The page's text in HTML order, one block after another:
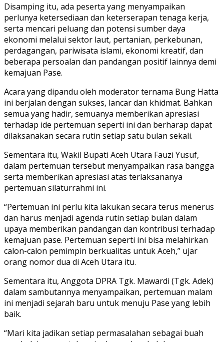
Disamping itu, ada peserta yang menyampaikan
perlunya ketersediaan dan keterserapan tenaga kerja,
serta mencari peluang dan potensi sumber daya
ekonomi melalui sektor laut, pertanian, perkebunan,
perdagangan, pariwisata islami, ekonomi kreatif, dan
beberapa persoalan dan pandangan positif lainnya demi
kemajuan Pase.
Acara yang dipandu oleh moderator ternama Bung Hatta
ini berjalan dengan sukses, lancar dan khidmat. Bahkan
semua yang hadir, semuanya memberikan apresiasi
terhadap ide pertemuan seperti ini dan berharap dapat
dilaksanakan secara rutin setiap satu bulan sekali.
Sementara itu, Wakil Bupati Aceh Utara Fauzi Yusuf,
dalam pertemuan tersebut menyampaikan rasa bangga
serta memberikan apresiasi atas terlaksananya
pertemuan silaturrahmi ini.
“Pertemuan ini perlu kita lakukan secara terus menerus
dan harus menjadi agenda rutin setiap bulan dalam
upaya memberikan pandangan dan kontribusi terhadap
kemajuan pase. Pertemuan seperti ini bisa melahirkan
calon-calon pemimpin berkualitas untuk Aceh,” ujar
orang nomor dua di Aceh Utara itu.
Sementara itu, Anggota DPRA Tgk. Mawardi (Tgk. Adek)
dalam sambutannya menyampaikan, pertemuan malam
ini menjadi sejarah baru untuk menuju Pase yang lebih
baik.
“Mari kita jadikan setiap permasalahan sebagai buah